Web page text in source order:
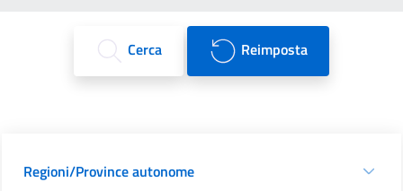
Cerca Reimposta
Regioni/Province autonome